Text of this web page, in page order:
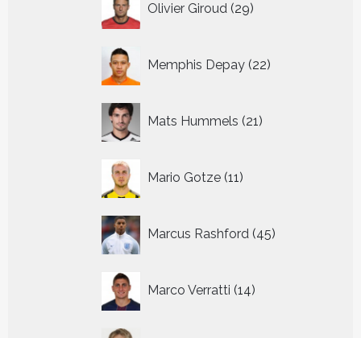
Olivier Giroud 29
producten
Memphis Depay 22
producten
Mats Hummels 21
producten
Mario Gotze 11
producten
Marcus Rashford 45
producten
Marco Verratti 14
producten